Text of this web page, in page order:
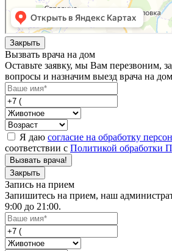
Закрыть
Вызвать врача на дом
Оставьте заявку, мы Вам перезвоним,
вопросы и назначим выезд врача на
Я даю согласие на обработку
соответствии с Политикой обработки
Вызвать врача!
Закрыть
Запись на прием
Запишитесь на прием, наш
9:00 до 21:00.